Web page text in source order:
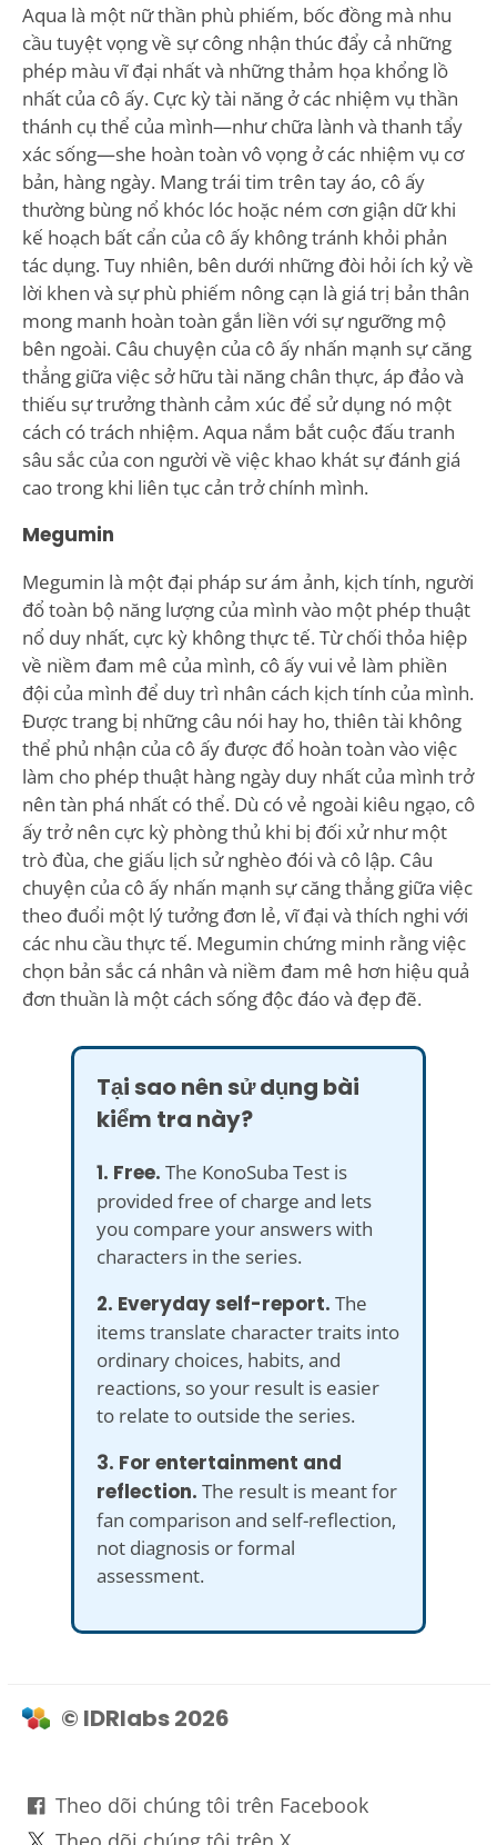
Aqua là một nữ thần phù phiếm, bốc đồng mà nhu
cầu tuyệt vọng về sự công nhận thúc đẩy cả những
phép màu vĩ đại nhất và những thảm họa khổng lồ
nhất của cô ấy. Cực kỳ tài năng ở các nhiệm vụ thần
thánh cụ thể của mình—như chữa lành và thanh tẩy
xác sống—she hoàn toàn vô vọng ở các nhiệm vụ cơ
bản, hàng ngày. Mang trái tim trên tay áo, cô ấy
thường bùng nổ khóc lóc hoặc ném cơn giận dữ khi
kế hoạch bất cẩn của cô ấy không tránh khỏi phản
tác dụng. Tuy nhiên, bên dưới những đòi hỏi ích kỷ về
lời khen và sự phù phiếm nông cạn là giá trị bản thân
mong manh hoàn toàn gắn liền với sự ngưỡng mộ
bên ngoài. Câu chuyện của cô ấy nhấn mạnh sự căng
thẳng giữa việc sở hữu tài năng chân thực, áp đảo và
thiếu sự trưởng thành cảm xúc để sử dụng nó một
cách có trách nhiệm. Aqua nắm bắt cuộc đấu tranh
sâu sắc của con người về việc khao khát sự đánh giá
cao trong khi liên tục cản trở chính mình.
Megumin
Megumin là một đại pháp sư ám ảnh, kịch tính, người
đổ toàn bộ năng lượng của mình vào một phép thuật
nổ duy nhất, cực kỳ không thực tế. Từ chối thỏa hiệp
về niềm đam mê của mình, cô ấy vui vẻ làm phiền
đội của mình để duy trì nhân cách kịch tính của mình.
Được trang bị những câu nói hay ho, thiên tài không
thể phủ nhận của cô ấy được đổ hoàn toàn vào việc
làm cho phép thuật hàng ngày duy nhất của mình trở
nên tàn phá nhất có thể. Dù có vẻ ngoài kiêu ngạo, cô
ấy trở nên cực kỳ phòng thủ khi bị đối xử như một
trò đùa, che giấu lịch sử nghèo đói và cô lập. Câu
chuyện của cô ấy nhấn mạnh sự căng thẳng giữa việc
theo đuổi một lý tưởng đơn lẻ, vĩ đại và thích nghi với
các nhu cầu thực tế. Megumin chứng minh rằng việc
chọn bản sắc cá nhân và niềm đam mê hơn hiệu quả
đơn thuần là một cách sống độc đáo và đẹp đẽ.
Tại sao nên sử dụng bài
kiểm tra này?
1. Free. The KonoSuba Test is
provided free of charge and lets
you compare your answers with
characters in the series.
2. Everyday self-report. The
items translate character traits into
ordinary choices, habits, and
reactions, so your result is easier
to relate to outside the series.
3. For entertainment and
reflection. The result is meant for
fan comparison and self-reflection,
not diagnosis or formal
assessment.
© IDRlabs 2026
Theo dõi chúng tôi trên Facebook